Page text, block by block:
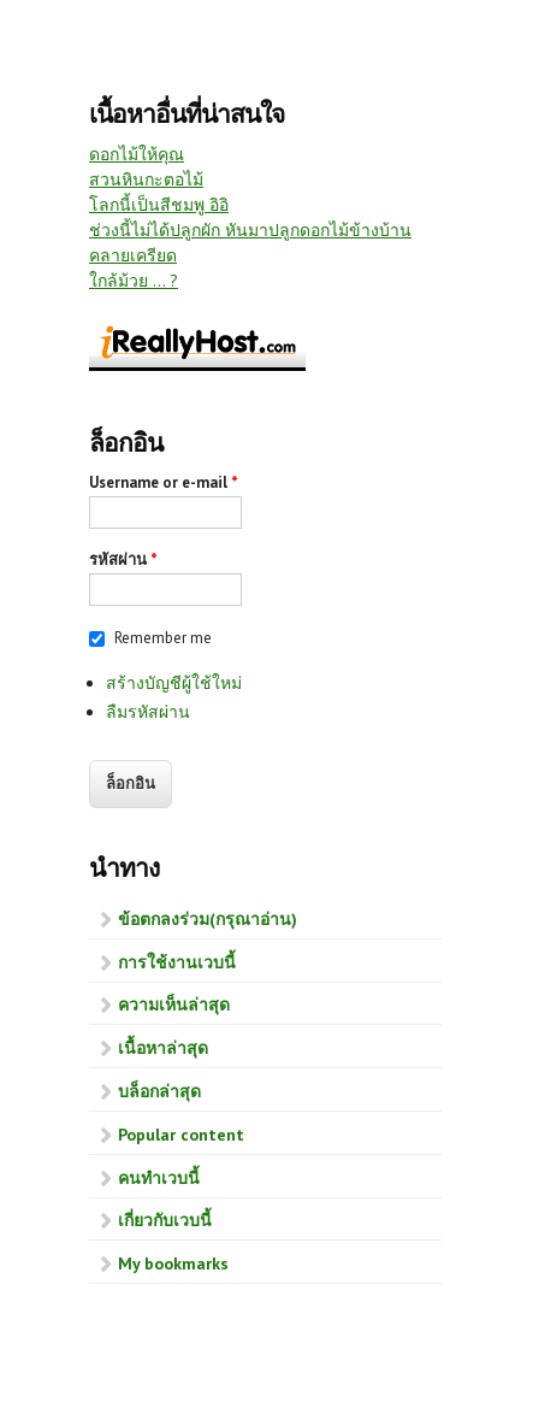
เนื้อหาอื่นที่น่าสนใจ
ดอกไม้ให้คุณ
สวนหินกะตอไม้
โลกนี้เป็นสีชมพู อิอิ
ช่วงนี้ไม่ได้ปลูกผัก หันมาปลูกดอกไม้ข้างบ้าน
คลายเครียด
ใกล้ม้วย ... ?
ล็อกอิน
Username or e-mail *
รหัสผ่าน *
Remember me
สร้างบัญชีผู้ใช้ใหม่
ลืมรหัสผ่าน
นำทาง
ข้อตกลงร่วม(กรุณาอ่าน)
การใช้งานเวบนี้
ความเห็นล่าสุด
เนื้อหาล่าสุด
บล็อกล่าสุด
Popular content
คนทำเวบนี้
เกี่ยวกับเวบนี้
My bookmarks